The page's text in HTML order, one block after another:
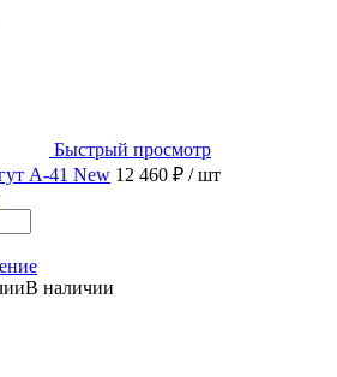
Быстрый просмотр
А-41 New 12 460 ₽ / шт
В наличии